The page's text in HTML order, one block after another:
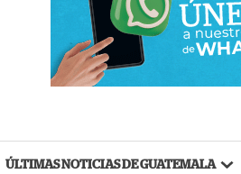
ÚLTIMAS NOTICIAS DE GUATEMALA